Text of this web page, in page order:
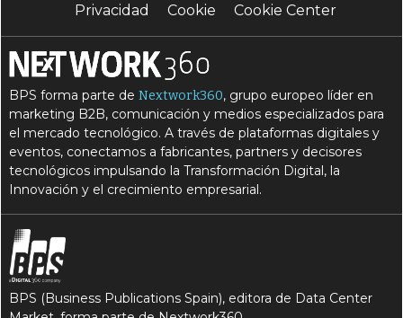
Privacidad
Cookie Cookie Center
BPS forma parte deNextwork360, grupo europeo líder en
marketing B2B, comunicación y medios especializados para
el mercado tecnológico. A través de plataformas digitales y
eventos, conectamos a fabricantes, partners y decisores
tecnológicos impulsando la Transformación Digital, la
Innovación y el crecimiento empresarial.
BPS (Business Publications Spain), editora de Data Center